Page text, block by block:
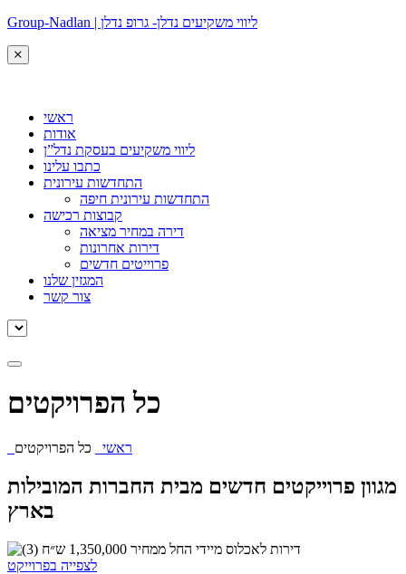
Group-Nadlan | ליווי משקיעים נדלן- גרופ נדלן
ראשי
אודות
ליווי משקיעים בעסקת נדל”ן
כתבו עלינו
התחדשות עירונית
התחדשות עירונית חיפה
קבוצות רכישה
דירה במחיר מציאה
דירות אחרונות
פרוייטים חדשים
המגזין שלנו
צור קשר
כל הפרויקטים
ראשי כל הפרויקטים
מגוון פרוייקטים חדשים מבית החברות המובילות
בארץ
לצפייה בפרוייקט